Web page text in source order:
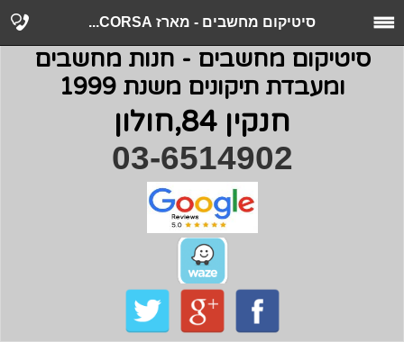
סיטיקום מחשבים - מארז CORSA...
סיטיקום מחשבים - חנות מחשבים
ומעבדת תיקונים משנת 1999
חנקין 84,חולון
03-6514902